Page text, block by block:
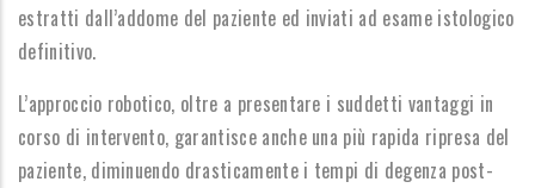
estratti dall’addome del paziente ed inviati ad esame istologico
definitivo.
L’approccio robotico, oltre a presentare i suddetti vantaggi in
corso di intervento, garantisce anche una più rapida ripresa del
paziente, diminuendo drasticamente i tempi di degenza post-